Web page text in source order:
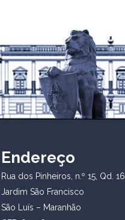
Endereço
Rua dos Pinheiros, n.º 15, Qd. 16
Jardim São Francisco
São Luís – Maranhão